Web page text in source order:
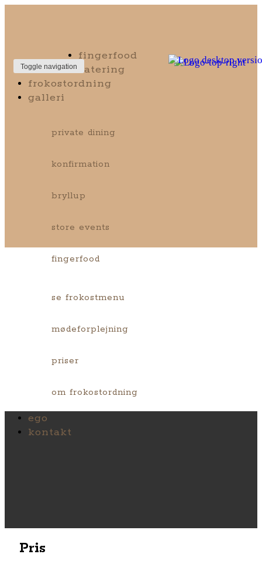
Toggle navigation
fingerfood
catering
private dining
konfirmation
bryllup
store events
fingerfood
frokostordning
se frokostmenu
mødeforplejning
priser
om frokostordning
galleri
ego
kontakt
Pris